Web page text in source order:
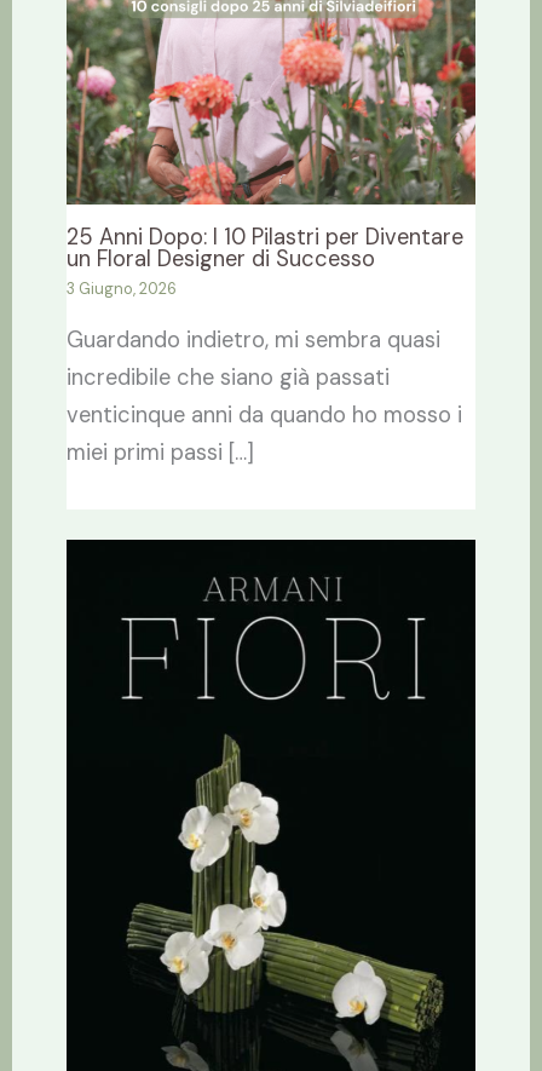
25 Anni Dopo: I 10 Pilastri per Diventare
un Floral Designer di Successo
3 Giugno, 2026
Guardando indietro, mi sembra quasi
incredibile che siano già passati
venticinque anni da quando ho mosso i
miei primi passi […]